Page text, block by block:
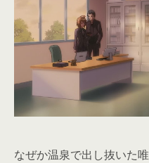
なぜか温泉で出し抜いた